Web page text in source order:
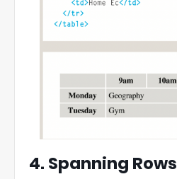
4. Spanning Rows